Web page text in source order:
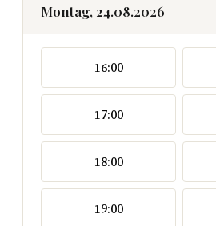
Montag, 24.08.2026
16:00
17:00
18:00
19:00